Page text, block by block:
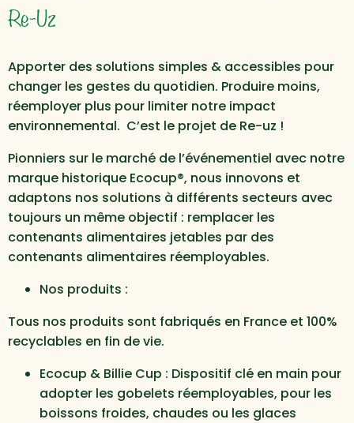
Re-Uz
Apporter des solutions simples & accessibles pour
changer les gestes du quotidien. Produire moins,
réemployer plus pour limiter notre impact
environnemental. C’est le projet de Re-uz !
Pionniers sur le marché de l’événementiel avec notre
marque historique Ecocup®, nous innovons et
adaptons nos solutions à différents secteurs avec
toujours un même objectif : remplacer les
contenants alimentaires jetables par des
contenants alimentaires réemployables.
Nos produits :
Tous nos produits sont fabriqués en France et 100%
recyclables en fin de vie.
Ecocup & Billie Cup : Dispositif clé en main pour
adopter les gobelets réemployables, pour les
boissons froides, chaudes ou les glaces